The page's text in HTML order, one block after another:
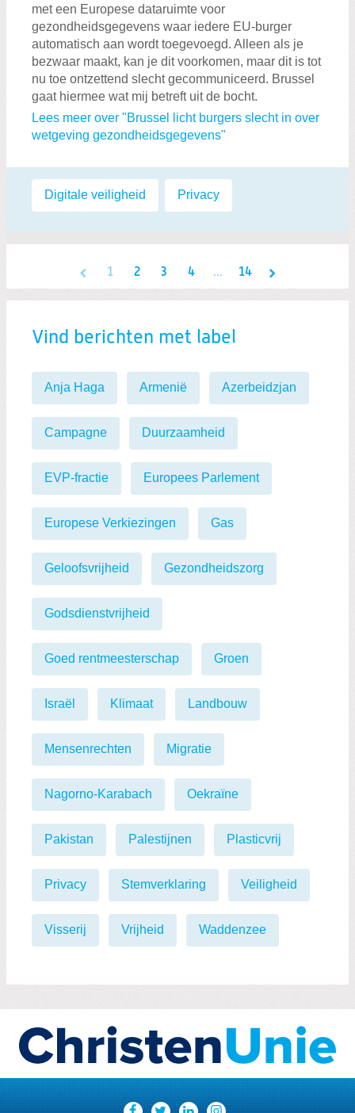
met een Europese dataruimte voor
gezondheidsgegevens waar iedere EU-burger
automatisch aan wordt toegevoegd. Alleen als je
bezwaar maakt, kan je dit voorkomen, maar dit is tot
nu toe ontzettend slecht gecommuniceerd. Brussel
gaat hiermee wat mij betreft uit de bocht.
Lees meer over "Brussel licht burgers slecht in over
wetgeving gezondheidsgegevens"
Labels:
Digitale veiligheid Privacy
1 2 3 4 ... 14
Vind berichten met label
Anja Haga Armenië Azerbeidzjan
Campagne Duurzaamheid
EVP-fractie Europees Parlement
Europese Verkiezingen Gas
Geloofsvrijheid Gezondheidszorg
Godsdienstvrijheid
Goed rentmeesterschap Groen
Israël Klimaat Landbouw
Mensenrechten Migratie
Nagorno-Karabach Oekraïne
Pakistan Palestijnen Plasticvrij
Privacy Stemverklaring Veiligheid
Visserij Vrijheid Waddenzee